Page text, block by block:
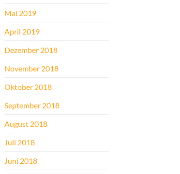
Mai 2019
April 2019
Dezember 2018
November 2018
Oktober 2018
September 2018
August 2018
Juli 2018
Juni 2018